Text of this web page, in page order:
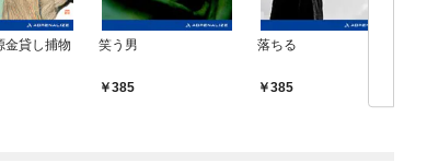
金貸し捕物
笑う男
385
落ちる
385